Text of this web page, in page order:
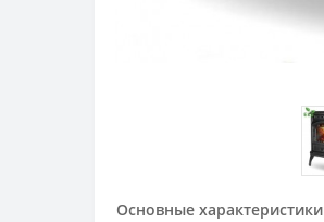
Основные характеристики